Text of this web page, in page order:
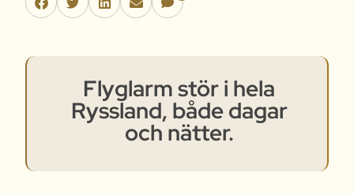
Flyglarm stör i hela
Ryssland, både dagar
och nätter.